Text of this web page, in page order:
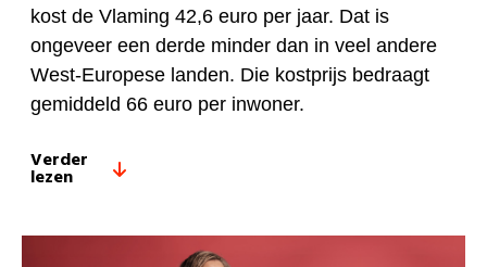
kost de Vlaming 42,6 euro per jaar. Dat is
ongeveer een derde minder dan in veel andere
West-Europese landen. Die kostprijs bedraagt
gemiddeld 66 euro per inwoner.
Verder
lezen